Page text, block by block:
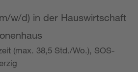
w/d) in der Hauswirtschaft
(max. 38,5 Std./Wo.), SOS-